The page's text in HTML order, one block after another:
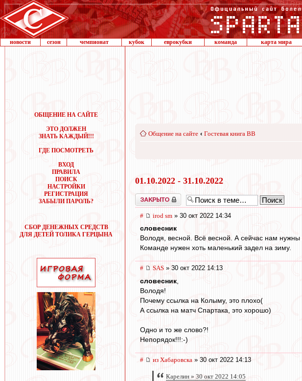
новости сезон чемпионат кубок еврокубки команда карта мира
ОБЩЕНИЕ НА САЙТЕ
ЭТО ДОЛЖЕН
ЗНАТЬ КАЖДЫЙ!!!
ГДЕ ПОСМОТРЕТЬ
ВХОД
ПРАВИЛА
ПОИСК
НАСТРОЙКИ
РЕГИСТРАЦИЯ
ЗАБЫЛИ ПАРОЛЬ?
СБОР ДЕНЕЖНЫХ СРЕДСТВ
ДЛЯ ДЕТЕЙ ТОЛИКА ГЕРЦЫНА
Общение на сайте ‹ Гостевая книга ВВ
01.10.2022 - 31.10.2022
Закрыто
# irod sm » 30 окт 2022 14:34
словесник
Володя, весной. Всё весной. А сейчас нам
Команде нужен хоть маленький задел на зиму.
# SAS » 30 окт 2022 14:13
словесник
Володя!
Почему ссылка на Колыму, это плохо(
А ссылка на матч Спартака, это хорошо)
Одно и то же слово?!
Непорядок!!!:-)
# из Хабаровска » 30 окт 2022 14:13
Карелин » 30 окт 2022 14:05